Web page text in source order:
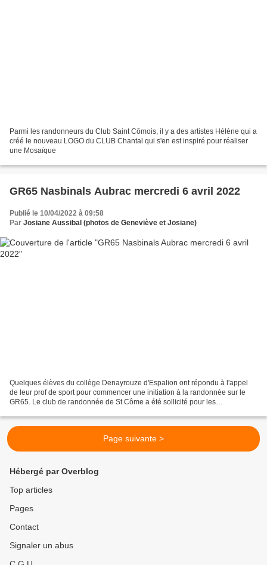
Parmi les randonneurs du Club Saint Cômois, il y a des artistes Hélène qui a
créé le nouveau LOGO du CLUB Chantal qui s'en est inspiré pour réaliser
une Mosaïque
GR65 Nasbinals Aubrac mercredi 6 avril 2022
Publié le 10/04/2022 à 09:58
Par Josiane Aussibal (photos de Geneviève et Josiane)
Quelques élèves du collège Denayrouze d'Espalion ont répondu à l'appel
de leur prof de sport pour commencer une initiation à la randonnée sur le
GR65. Le club de randonnée de St Côme a été sollicité pour les
Page suivante >
Hébergé par Overblog
Top articles
Pages
Contact
Signaler un abus